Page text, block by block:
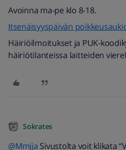
Avoinna ma-pe klo 8-18.
Itsenäisyyspäivän
Häiriöilmoitukset ja PUK-
häiriötilanteissa laitteiden
Sokrates
@Mmjja Sivustolta voit klikata